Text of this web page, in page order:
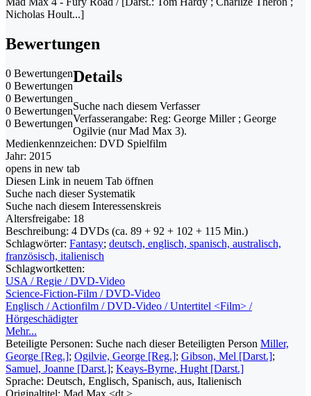
Nicholas Hoult...]
Bewertungen
0 Bewertungen
0 Bewertungen
0 Bewertungen
0 Bewertungen
0 Bewertungen
Details
Suche nach diesem Verfasser
Verfasserangabe: Reg: George Miller ; George
Ogilvie (nur Mad Max 3).
Medienkennzeichen: DVD Spielfilm
Jahr: 2015
opens in new tab
Diesen Link in neuem Tab öffnen
Suche nach dieser Systematik
Suche nach diesem Interessenskreis
Altersfreigabe: 18
Beschreibung: 4 DVDs (ca. 89 + 92 + 102 + 115 Min.)
Schlagwörter: Fantasy; deutsch, englisch, spanisch, australisch,
französisch, italienisch
Schlagwortketten:
USA / Regie / DVD-Video
Science-Fiction-Film / DVD-Video
Englisch / Actionfilm / DVD-Video / Untertitel <Film> /
Hörgeschädigter
Mehr...
Beteiligte Personen: Suche nach dieser Beteiligten Person Miller,
George [Reg.]; Ogilvie, George [Reg.]; Gibson, Mel [Darst.];
Samuel, Joanne [Darst.]; Keays-Byrne, Hught [Darst.]
Sprache: Deutsch, Englisch, Spanisch, aus, Italienisch
Originaltitel: Mad Max <dt.>